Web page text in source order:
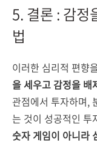
5. 결론 : 감정
법
이러한 심리적 편향
을 세우고 감정을 배
관점에서 투자하며,
는 것이 성공적인
숫자 게임이 아니라